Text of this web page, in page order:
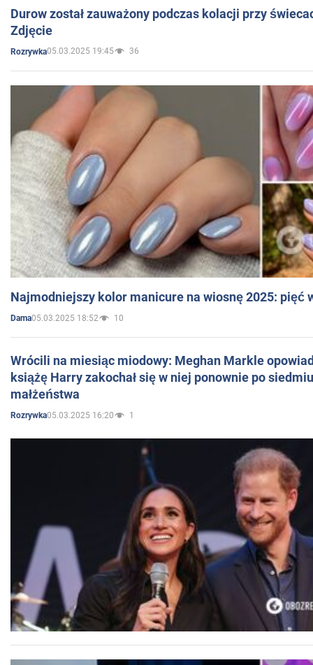
Durow został zauważony podczas kolacji przy
Zdjęcie
Rozrywka05.03.2025 19:45 36
Najmodniejszy kolor manicure na wiosnę 2025: pięć
Dama05.03.2025 18:52 10
Wrócili na miesiąc miodowy: Meghan Markle
książę Harry zakochał się w niej ponownie po
małżeństwa
Rozrywka05.03.2025 16:20 1